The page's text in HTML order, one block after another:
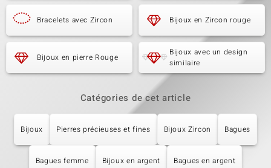
Bracelets avec Zircon Bijoux en Zircon rouge
Bijoux en pierre Rouge
Bijoux avec un design
similaire
Catégories de cet article
Bijoux Pierres précieuses et fines Bijoux Zircon Bagues
Bagues femme Bijoux en argent Bagues en argent